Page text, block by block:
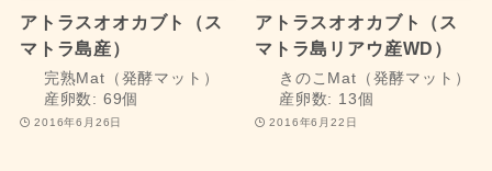
アトラスオオカブト（ス
マトラ島産）
完熟Mat（発酵マット）
産卵数: 69個
2016年6月26日
アトラスオオカブト（ス
マトラ島リアウ産WD）
きのこMat（発酵マット）
産卵数: 13個
2016年6月22日